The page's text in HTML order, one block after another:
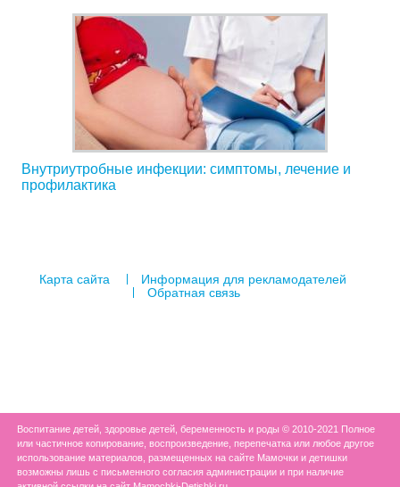
Внутриутробные инфекции: симптомы, лечение и
профилактика
Карта сайта
Информация для рекламодателей
Обратная связь
Воспитание детей, здоровье детей, беременность и роды © 2010-2021 Полное
или частичное копирование, воспроизведение, перепечатка или любое другое
использование материалов, размещенных на сайте Мамочки и детишки
возможны лишь с письменного согласия администрации и при наличие